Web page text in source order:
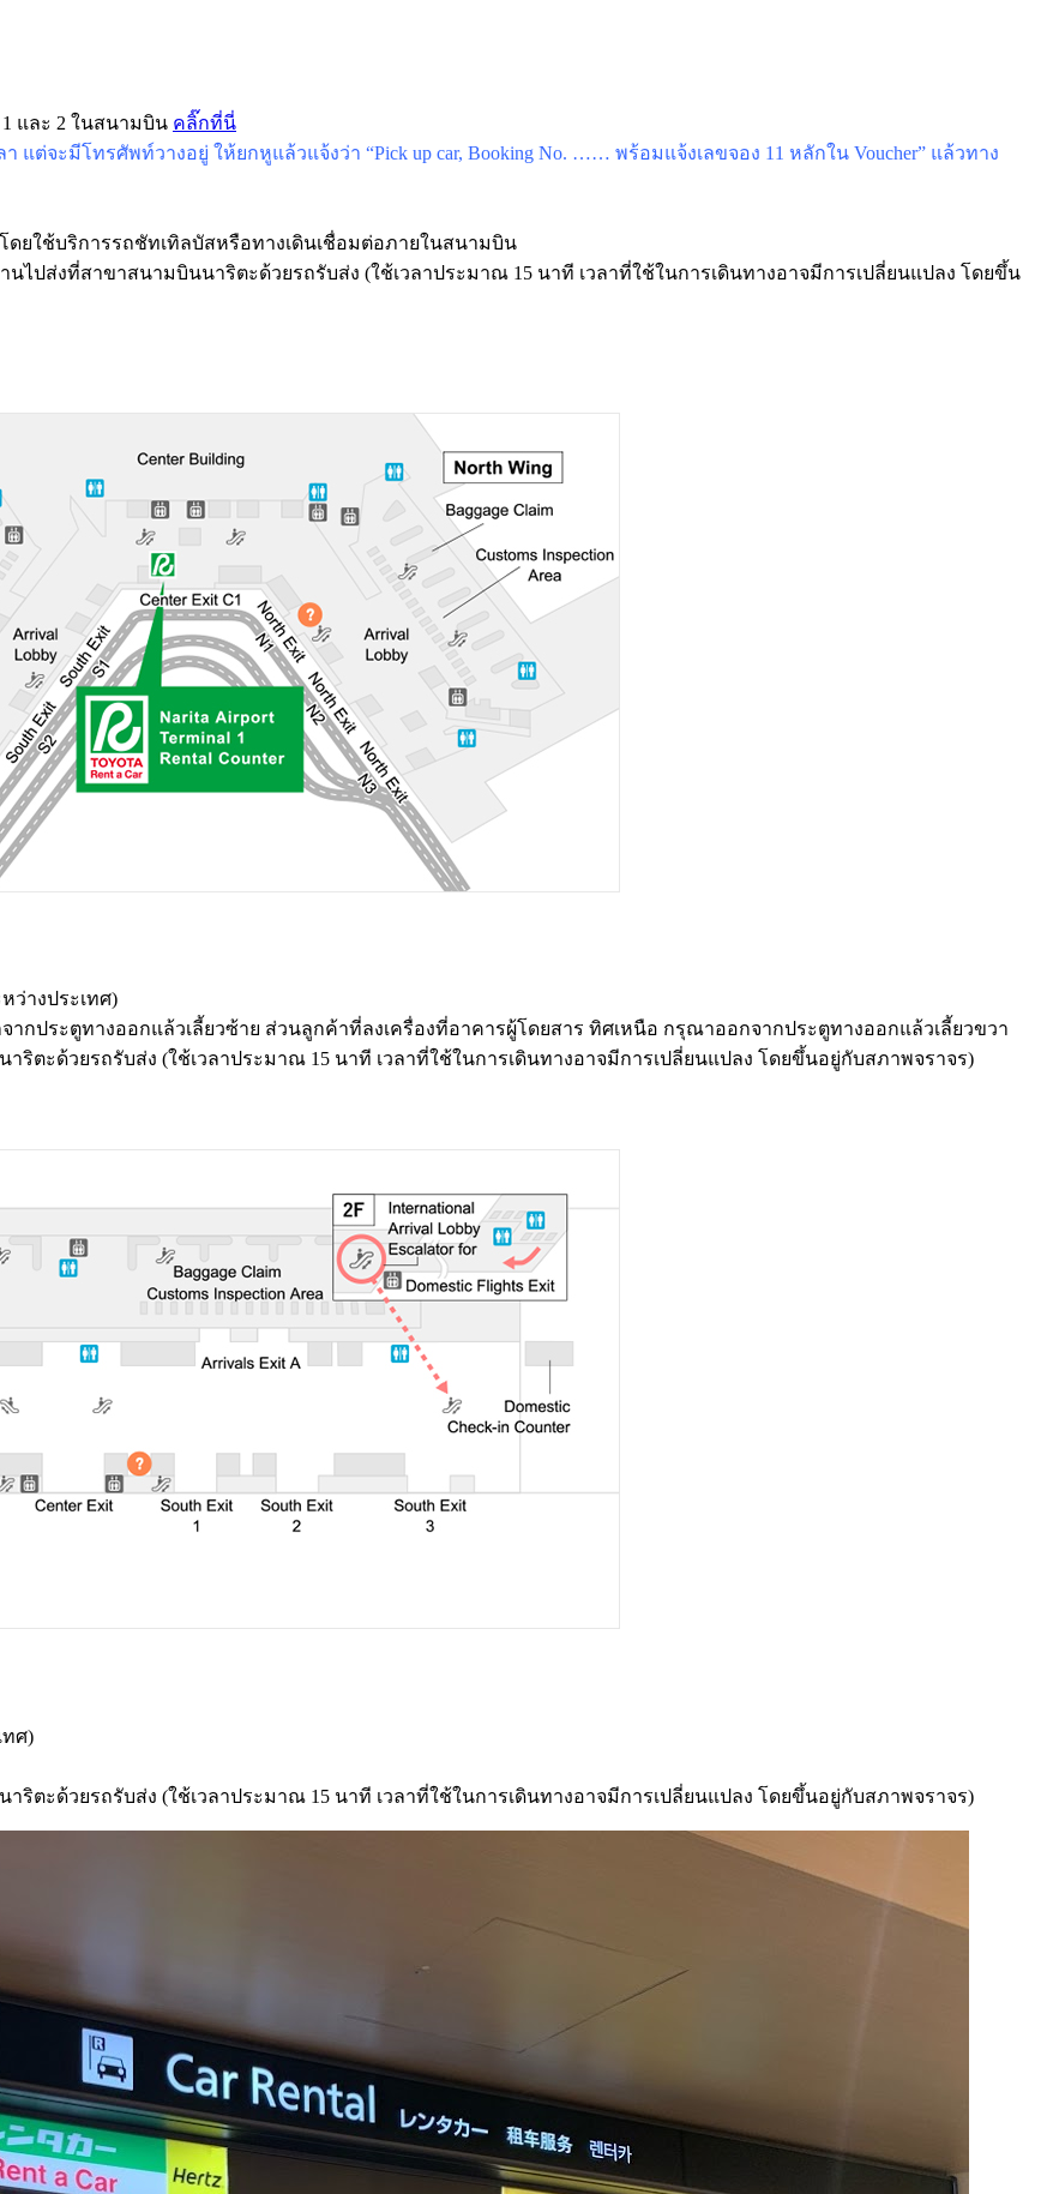
1 และ 2 ในสนามบิน คลิ๊กที่นี่
า แต่จะมีโทรศัพท์วางอยู่ ให้ยกหูแล้วแจ้งว่า “Pick up car, Booking No. …… พร้อมแจ้งเลขจอง 11 หลักใน Voucher” แล้วทาง
ยใช้บริการรถชัทเทิลบัสหรือทางเดินเชื่อมต่อภายในสนามบิน
นไปส่งที่สาขาสนามบินนาริตะด้วยรถรับส่ง (ใช้เวลาประมาณ 15 นาที เวลาที่ใช้ในการเดินทางอาจมีการเปลี่ยนแปลง โดยขึ้น
ว่างประเทศ)
กประตูทางออกแล้วเลี้ยวซ้าย ส่วนลูกค้าที่ลงเครื่องที่อาคารผู้โดยสาร ทิศเหนือ กรุณาออกจากประตูทางออกแล้วเลี้ยวขวา
ตะด้วยรถรับส่ง (ใช้เวลาประมาณ 15 นาที เวลาที่ใช้ในการเดินทางอาจมีการเปลี่ยนแปลง โดยขึ้นอยู่กับสภาพจราจร)
ทศ)
ตะด้วยรถรับส่ง (ใช้เวลาประมาณ 15 นาที เวลาที่ใช้ในการเดินทางอาจมีการเปลี่ยนแปลง โดยขึ้นอยู่กับสภาพจราจร)